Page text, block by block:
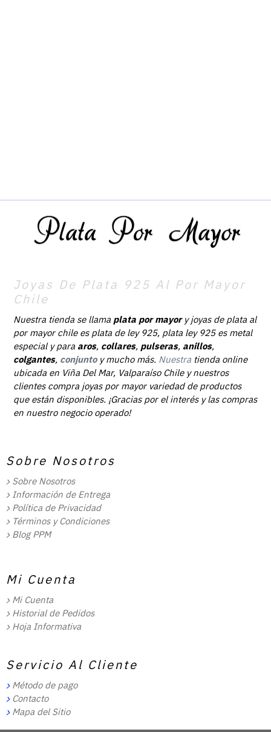
Joyas De Plata 925 Al Por Mayor
Chile
Nuestra tienda se llama plata por mayory joyas de plata al
por mayor chile es plata de ley 925, plata ley 925 es metal
especial y para aros, collares, pulseras, anillos,
colgantes, conjunto y mucho más. Nuestra tienda online
ubicada en Viña Del Mar, Valparaíso Chile y nuestros
clientes compra joyas por mayor variedad de productos
que están disponibles. ¡Gracias por el interés y las compras
en nuestro negocio operado!
Sobre Nosotros
Sobre Nosotros
Información de Entrega
Política de Privacidad
Términos y Condiciones
Blog PPM
Mi Cuenta
Mi Cuenta
Historial de Pedidos
Hoja Informativa
Servicio Al Cliente
Método de pago
Contacto
Mapa del Sitio